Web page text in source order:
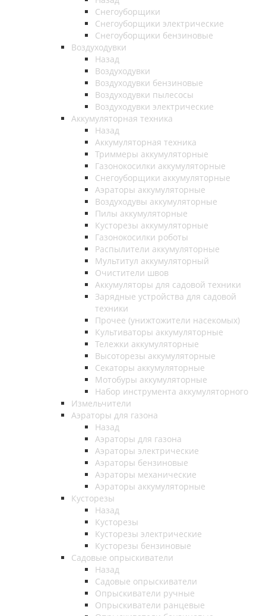
Снегоуборщики
Снегоуборщики электрические
Снегоуборщики бензиновые
Воздуходувки
Назад
Воздуходувки
Воздуходувки бензиновые
Воздуходувки пылесосы
Воздуходувки электрические
Аккумуляторная техника
Назад
Аккумуляторная техника
Триммеры аккумуляторные
Газонокосилки аккумуляторные
Снегоуборщики аккумуляторные
Аэраторы аккумуляторные
Воздуходувы аккумуляторные
Пилы аккумуляторные
Кусторезы аккумуляторные
Газонокосилки роботы
Распылители аккумуляторные
Мультитул аккумуляторный
Очистители швов
Аккумуляторы для садовой техники
Зарядные устройства для садовой
техники
Прочее (унижтожители насекомых)
Культиваторы аккумуляторные
Тележки аккумуляторные
Высоторезы аккумуляторные
Секаторы аккумуляторные
Мотобуры аккумуляторные
Набор инструмента аккумуляторного
Измельчители
Аэраторы для газона
Назад
Аэраторы для газона
Аэраторы электрические
Аэраторы бензиновые
Аэраторы механические
Аэраторы аккумуляторные
Кусторезы
Назад
Кусторезы
Кусторезы электрические
Кусторезы бензиновые
Садовые опрыскиватели
Назад
Садовые опрыскиватели
Опрыскиватели ручные
Опрыскиватели ранцевые